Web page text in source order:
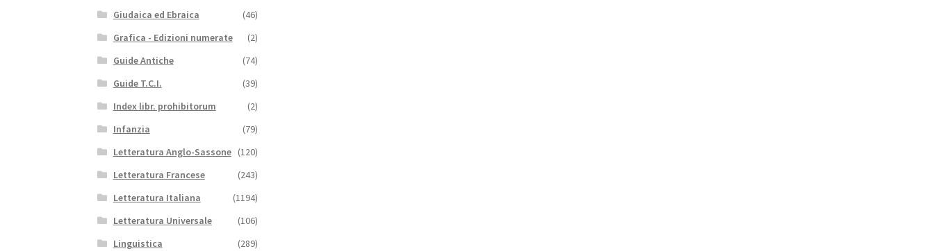
Giudaica ed Ebraica
(46)
Grafica - Edizioni numerate
(2)
Guide Antiche
(74)
Guide T.C.I.
(39)
Index libr. prohibitorum
(2)
Infanzia
(79)
Letteratura Anglo-Sassone (120)
Letteratura Francese
(243)
Letteratura Italiana
(1194)
Letteratura Universale
(106)
Linguistica
(289)